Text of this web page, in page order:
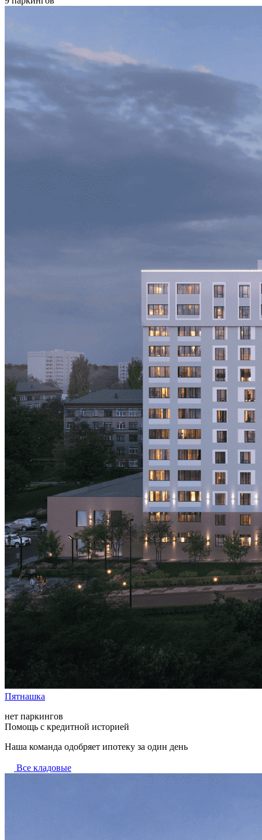
Пятнашка
нет паркингов
Помощь с кредитной историей
Наша команда одобряет ипотеку за один день
Все кладовые